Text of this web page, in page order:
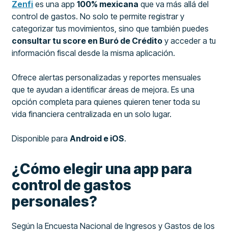
Zenfi es una app100% mexicana que va más allá del
control de gastos. No solo te permite registrar y
categorizar tus movimientos, sino que también puedes
consultar tu score en Buró de Crédito y acceder a tu
información fiscal desde la misma aplicación.
Ofrece alertas personalizadas y reportes mensuales
que te ayudan a identificar áreas de mejora. Es una
opción completa para quienes quieren tener toda su
vida financiera centralizada en un solo lugar.
Disponible para Android e iOS.
¿Cómo elegir una app para
control de gastos
personales?
Según la Encuesta Nacional de Ingresos y Gastos de los